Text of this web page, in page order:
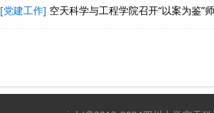
[党建工作] 空天科学与工程学院召开“以案为鉴”